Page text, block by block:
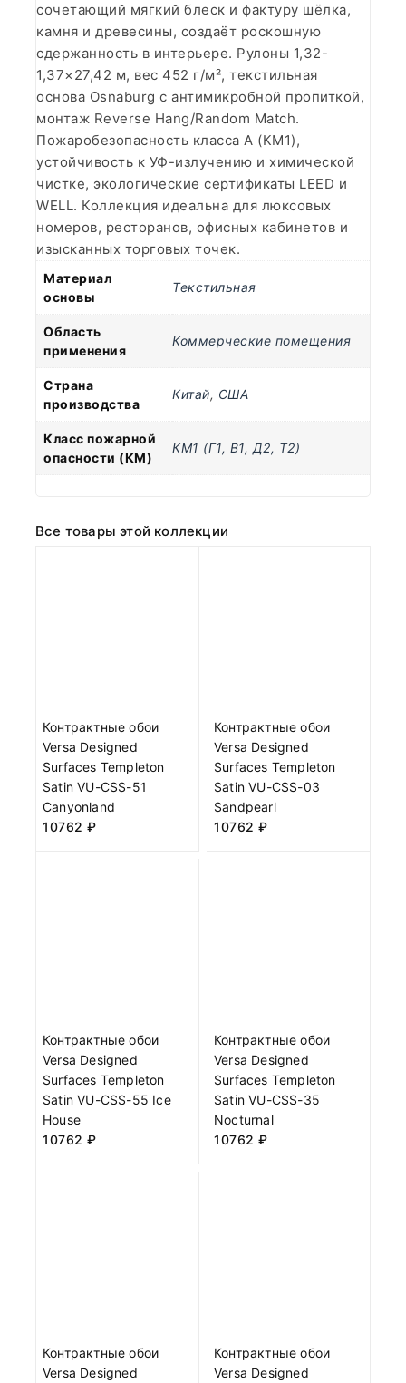
сочетающий мягкий блеск и фактуру шёлка,
камня и древесины, создаёт роскошную
сдержанность в интерьере. Рулоны 1,32-
1,37×27,42 м, вес 452 г/м², текстильная
основа Osnaburg с антимикробной пропиткой,
монтаж Reverse Hang/Random Match.
Пожаробезопасность класса А (КМ1),
устойчивость к УФ-излучению и химической
чистке, экологические сертификаты LEED и
WELL. Коллекция идеальна для люксовых
номеров, ресторанов, офисных кабинетов и
изысканных торговых точек.
Материал
основы
Текстильная
Область
применения
Коммерческие помещения
Страна
производства
Китай, США
Класс пожарной
опасности (КМ)
КМ1 (Г1, В1, Д2, Т2)
Все товары этой коллекции
Контрактные обои
Versa Designed
Surfaces Templeton
Satin VU-CSS-51
Canyonland
10762 ₽
Контрактные обои
Versa Designed
Surfaces Templeton
Satin VU-CSS-03
Sandpearl
10762 ₽
Контрактные обои
Versa Designed
Surfaces Templeton
Satin VU-CSS-55 Ice
House
10762 ₽
Контрактные обои
Versa Designed
Surfaces Templeton
Satin VU-CSS-35
Nocturnal
10762 ₽
Контрактные обои
Versa Designed
Контрактные обои
Versa Designed